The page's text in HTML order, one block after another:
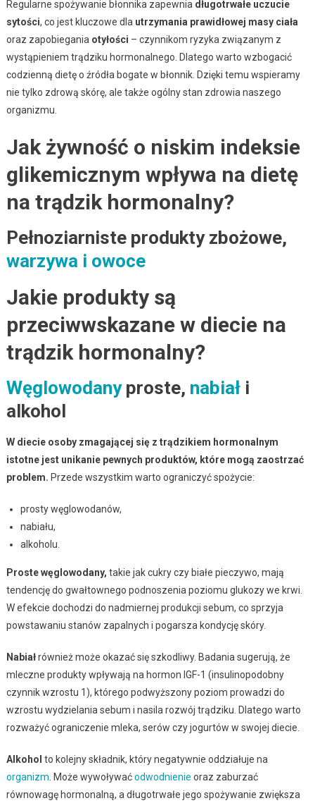
Regularne spożywanie błonnika zapewnia długotrwałe uczucie
sytości, co jest kluczowe dla utrzymania prawidłowej masy ciała
oraz zapobiegania otyłości – czynnikom ryzyka związanym z
wystąpieniem trądziku hormonalnego. Dlatego warto wzbogacić
codzienną dietę o źródła bogate w błonnik. Dzięki temu wspieramy
nie tylko zdrową skórę, ale także ogólny stan zdrowia naszego
organizmu.
Jak żywność o niskim indeksie
glikemicznym wpływa na dietę
na trądzik hormonalny?
Pełnoziarniste produkty zbożowe,
warzywa i owoce
Jakie produkty są
przeciwwskazane w diecie na
trądzik hormonalny?
Węglowodanyproste, nabiałi
alkohol
W diecie osoby zmagającej się z trądzikiem hormonalnym
istotne jest unikanie pewnych produktów, które mogą zaostrzać
problem. Przede wszystkim warto ograniczyć spożycie:
prosty węglowodanów,
nabiału,
alkoholu.
Proste węglowodany, takie jak cukry czy białe pieczywo, mają
tendencję do gwałtownego podnoszenia poziomu glukozy we krwi.
W efekcie dochodzi do nadmiernej produkcji sebum, co sprzyja
powstawaniu stanów zapalnych i pogarsza kondycję skóry.
Nabiałrównież może okazać się szkodliwy. Badania sugerują, że
mleczne produkty wpływają na hormon IGF-1 (insulinopodobny
czynnik wzrostu 1), którego podwyższony poziom prowadzi do
wzrostu wydzielania sebum i nasila rozwój trądziku. Dlatego warto
rozważyć ograniczenie mleka, serów czy jogurtów w swojej diecie.
Alkohol to kolejny składnik, który negatywnie oddziałuje na
organizm . Może wywoływaćodwodnienie oraz zaburzać
równowagę hormonalną, a długotrwałe jego spożywanie zwiększa